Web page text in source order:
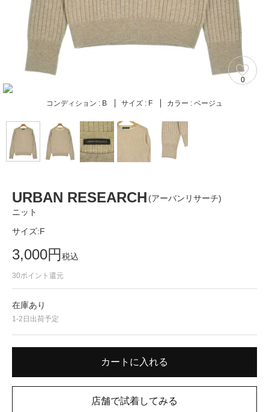
0
コンディション : B サイズ : F カラー : ベージュ
URBAN RESEARCH (アーバンリサーチ)
ニット
サイズ:F
3,000円税込
30ポイント還元
在庫あり
1-2日出荷予定